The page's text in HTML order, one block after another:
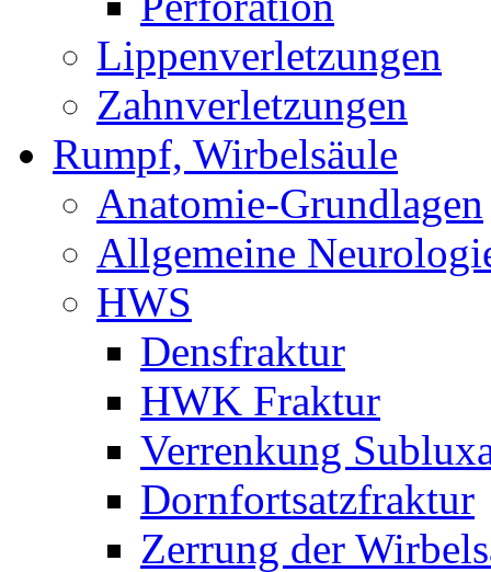
Lippenverletzungen
Zahnverletzungen
Rumpf, Wirbelsäule
Anatomie-Grundlagen
Allgemeine
HWS
Densfraktur
HWK Fraktur
Verrenkung
Dornfortsatzfraktur
Zerrung der